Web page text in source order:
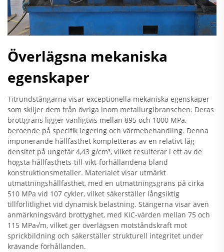
Överlägsna mekaniska
egenskaper
Titrundstångarna visar exceptionella mekaniska egenskaper
som skiljer dem från övriga inom metallurgibranschen. Deras
brottgräns ligger vanligtvis mellan 895 och 1000 MPa,
beroende på specifik legering och värmebehandling. Denna
imponerande hållfasthet kompletteras av en relativt låg
densitet på ungefär 4,43 g/cm³, vilket resulterar i ett av de
högsta hållfasthets-till-vikt-förhållandena bland
konstruktionsmetaller. Materialet visar utmärkt
utmattningshållfasthet, med en utmattningsgräns på cirka
510 MPa vid 107 cykler, vilket säkerställer långsiktig
tillförlitlighet vid dynamisk belastning. Stängerna visar även
anmärkningsvärd brottyghet, med KIC-värden mellan 75 och
115 MPa√m, vilket ger överlägsen motståndskraft mot
sprickbildning och säkerställer strukturell integritet under
krävande förhållanden.